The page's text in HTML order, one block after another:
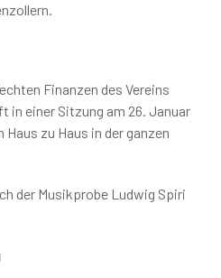
Finanzen des Vereins
in einer Sitzung am 26. Januar
Haus zu Haus in der ganzen
der Musikprobe Ludwig Spiri